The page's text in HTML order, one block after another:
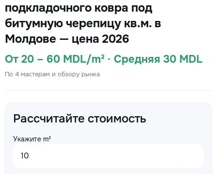
подкладочного ковра под
битумную черепицу кв.м. в
Молдове — цена 2026
От 20 – 60 MDL/m² · Средняя 30 MDL
По 4 мастерам и обзору рынка
Рассчитайте стоимость
Укажите m²